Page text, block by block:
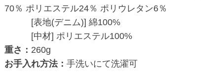
70％ ポリエステル24％ ポリウレタン6％
[表地(デニム)] 綿100%
[中材] ポリエステル100%
重さ： 260g
お手入れ方法： 手洗いにて洗濯可